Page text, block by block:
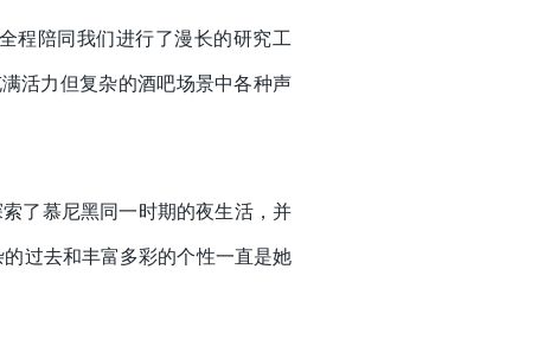
陪同我们进行了漫长的研究工
活力但复杂的酒吧场景中各种声
了慕尼黑同一时期的夜生活，并
过去和丰富多彩的个性一直是她